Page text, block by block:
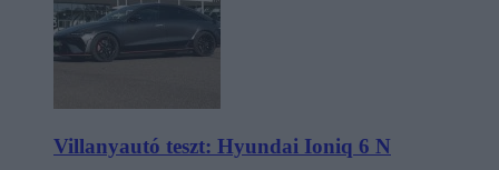
Villanyautó teszt: Hyundai Ioniq 6 N